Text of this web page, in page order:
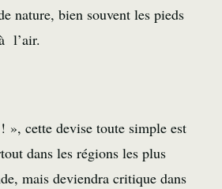
nature, bien souvent les pieds
l’air.
», cette devise toute simple est
dans les régions les plus
mais deviendra critique dans